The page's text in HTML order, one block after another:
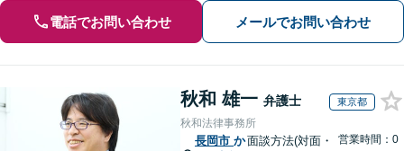
電話でお問い合わせ メールでお問い合わせ
秋和 雄一 弁護士 東京都
秋和法律事務所
長岡市 か面談方法(対面・
営業時間：0